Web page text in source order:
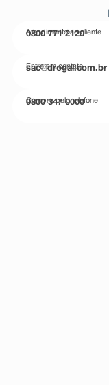
Atendimento ao cliente
0800 771 2120
Entre em contato
sac@drogal.com.br
Compre pelo telefone
0800 347 0000